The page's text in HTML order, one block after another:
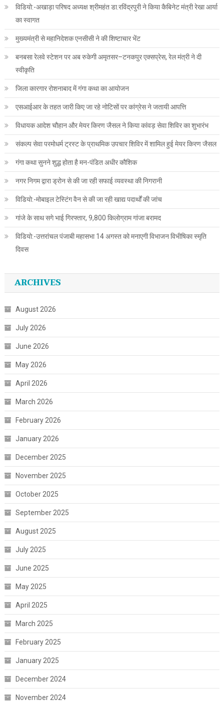
विडियो:-अखाड़ा परिषद अध्यक्ष श्रीमहंत डा.रविंद्रपुरी ने किया कैबिनेट मंत्री रेखा आर्या
का स्वागत
मुख्यमंत्री से महानिदेशक एनसीसी ने की शिष्टाचार भेंट
बनबसा रेलवे स्टेशन पर अब रुकेगी अमृतसर–टनकपुर एक्सप्रेस, रेल मंत्री ने दी
स्वीकृति
जिला कारगार रोशनाबाद में गंगा कथा का आयोजन
एसआईआर के तहत जारी किए जा रहे नोटिसों पर कांग्रेस ने जतायी आपत्ति
विधायक आदेश चौहान और मेयर किरण जैसल ने किया कांवड़ सेवा शिविर का शुभारंभ
संकल्प सेवा परमोधर्म ट्रस्ट के प्राथमिक उपचार शिविर में शामिल हुई मेयर किरण जैसल
गंगा कथा सुनने शुद्ध होता है मन-पंडित अधीर कौशिक
नगर निगम द्वारा ड्रोन से की जा रही सफाई व्यवस्था की निगरानी
विडियो:-मोबाइल टेस्टिंग वैन से की जा रही खाद्य पदार्थों की जांच
गांजे के साथ सगे भाई गिरफ्तार, 9,800 किलोग्राम गांजा बरामद
विडियो:-उत्तरांचल पंजाबी महासभा 14 अगस्त को मनाएगी विभाजन विभीषिका स्मृति
दिवस
ARCHIVES
August 2026
July 2026
June 2026
May 2026
April 2026
March 2026
February 2026
January 2026
December 2025
November 2025
October 2025
September 2025
August 2025
July 2025
June 2025
May 2025
April 2025
March 2025
February 2025
January 2025
December 2024
November 2024